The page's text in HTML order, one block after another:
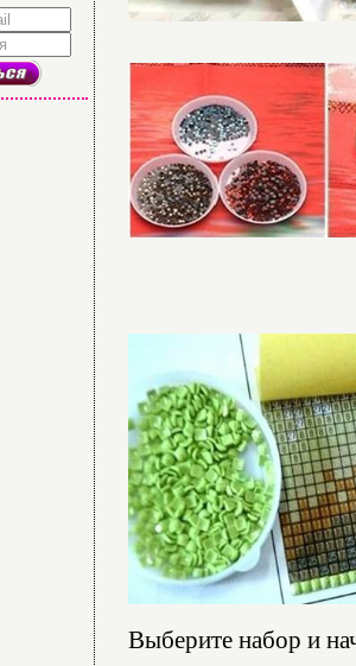
Выберите набор и